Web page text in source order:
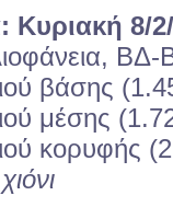
Κυριακή 8/
βάσης
μέσης
κορυφής